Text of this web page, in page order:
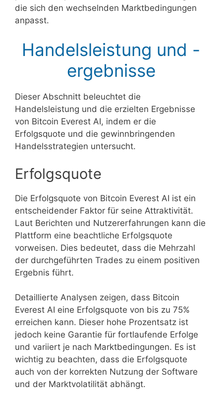
die sich den wechselnden Marktbedingungen
anpasst.
Handelsleistung und -
ergebnisse
Dieser Abschnitt beleuchtet die
Handelsleistung und die erzielten Ergebnisse
von Bitcoin Everest AI, indem er die
Erfolgsquote und die gewinnbringenden
Handelsstrategien untersucht.
Erfolgsquote
Die Erfolgsquote von Bitcoin Everest AI ist ein
entscheidender Faktor für seine Attraktivität.
Laut Berichten und Nutzererfahrungen kann die
Plattform eine beachtliche Erfolgsquote
vorweisen. Dies bedeutet, dass die Mehrzahl
der durchgeführten Trades zu einem positiven
Ergebnis führt.
Detaillierte Analysen zeigen, dass Bitcoin
Everest AI eine Erfolgsquote von bis zu 75%
erreichen kann. Dieser hohe Prozentsatz ist
jedoch keine Garantie für fortlaufende Erfolge
und variiert je nach Marktbedingungen. Es ist
wichtig zu beachten, dass die Erfolgsquote
auch von der korrekten Nutzung der Software
und der Marktvolatilität abhängt.